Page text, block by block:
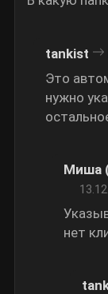
tankist
Это
нужно
Миша
нет